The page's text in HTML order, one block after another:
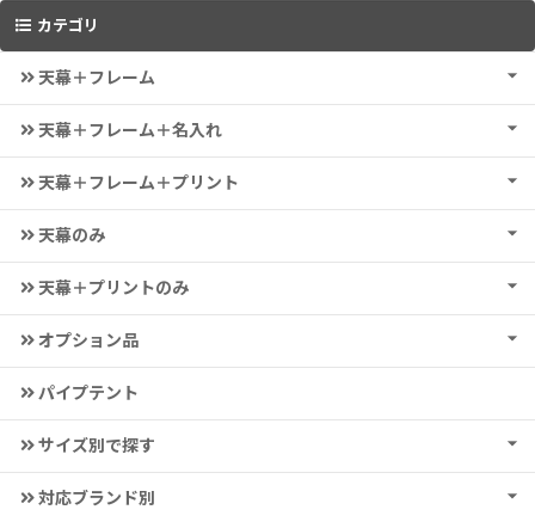
カテゴリ
天幕＋フレーム
天幕＋フレーム＋名入れ
天幕＋フレーム＋プリント
天幕のみ
天幕＋プリントのみ
オプション品
パイプテント
サイズ別で探す
対応ブランド別